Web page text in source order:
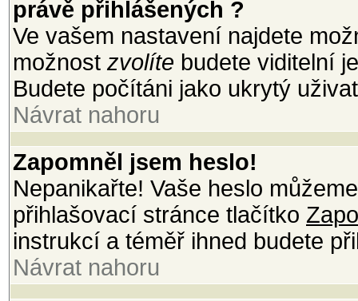
právě přihlášených ?
Ve vašem nastavení najdete
možnost zvolíte budete viditelní
Budete počítáni jako ukrytý
Návrat nahoru
Zapomněl jsem heslo!
Nepanikařte! Vaše heslo
přihlašovací stránce tlačítko
instrukcí a téměř ihned budete
Návrat nahoru